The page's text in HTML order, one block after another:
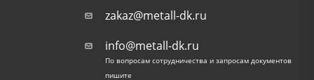
zakaz@metall-dk.ru
info@metall-dk.ru
По вопросам сотрудничества и запросам документов
пишите